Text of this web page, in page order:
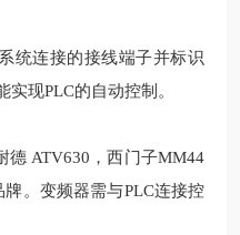
统连接的接线端子并标识
实现PLC的自动控制。
德 ATV630 ，西门子MM44
牌。变频器需与PLC连接控